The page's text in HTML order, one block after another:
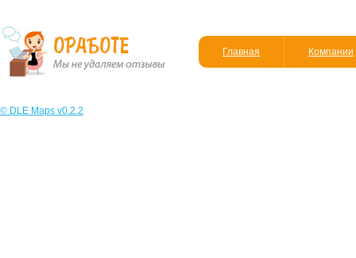
Главная Компании
© DLE Maps v0.2.2